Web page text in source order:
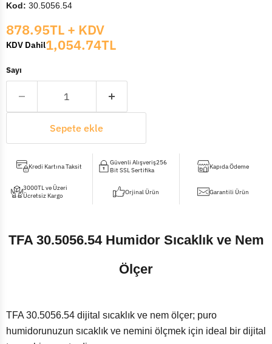
Kod: 30.5056.54
Mevcut fiyat
878.95TL + KDV
KDV Dahil1,054.74TL
Sayı
Sepete ekle
Kredi Kartına Taksit
Güvenli Alışveriş256
Bit SSL Sertifika
Kapıda Ödeme
3000TL ve Üzeri
Ücretsiz Kargo
Orjinal Ürün Garantili Ürün
TFA 30.5056.54 Humidor Sıcaklık ve Nem
Ölçer
TFA 30.5056.54 dijital sıcaklık ve nem ölçer; puro
humidorunuzun sıcaklık ve nemini ölçmek için ideal bir dijital